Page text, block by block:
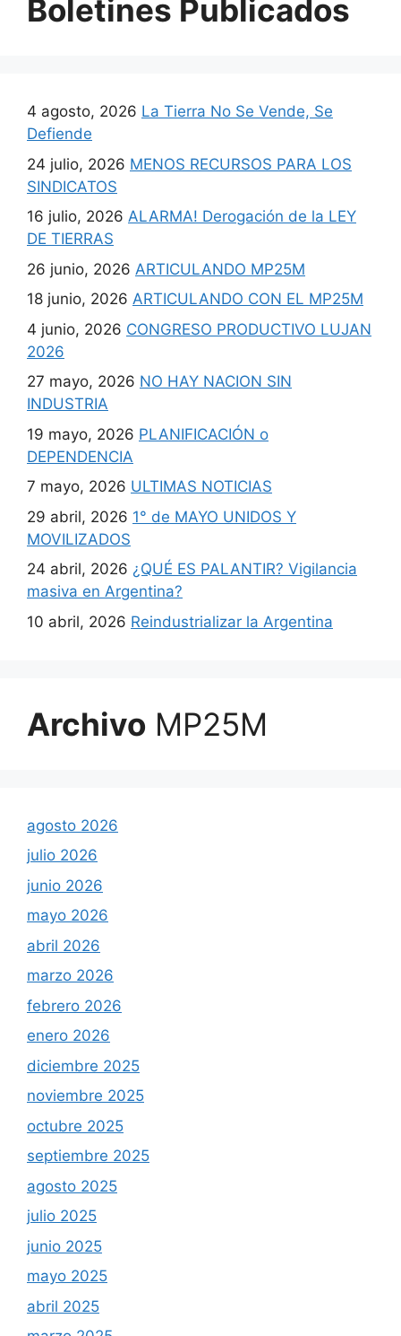
Boletines Publicados
4 agosto, 2026 La Tierra No Se Vende, Se
Defiende
24 julio, 2026 MENOS RECURSOS PARA LOS
SINDICATOS
16 julio, 2026 ALARMA! Derogación de la LEY
DE TIERRAS
26 junio, 2026 ARTICULANDO MP25M
18 junio, 2026 ARTICULANDO CON EL MP25M
4 junio, 2026 CONGRESO PRODUCTIVO LUJAN
2026
27 mayo, 2026 NO HAY NACION SIN
INDUSTRIA
19 mayo, 2026 PLANIFICACIÓN o
DEPENDENCIA
7 mayo, 2026 ULTIMAS NOTICIAS
29 abril, 2026 1° de MAYO UNIDOS Y
MOVILIZADOS
24 abril, 2026 ¿QUÉ ES PALANTIR? Vigilancia
masiva en Argentina?
10 abril, 2026 Reindustrializar la Argentina
Archivo MP25M
agosto 2026
julio 2026
junio 2026
mayo 2026
abril 2026
marzo 2026
febrero 2026
enero 2026
diciembre 2025
noviembre 2025
octubre 2025
septiembre 2025
agosto 2025
julio 2025
junio 2025
mayo 2025
abril 2025